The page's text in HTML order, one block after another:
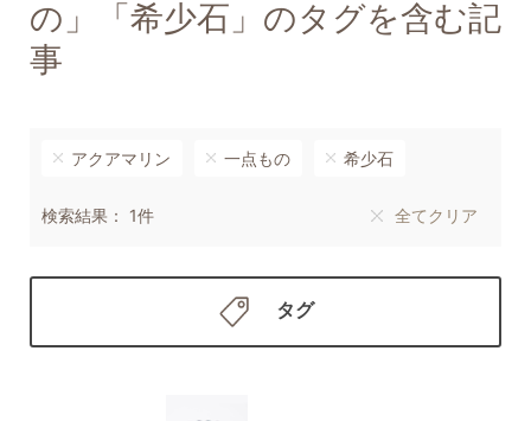
の」「希少石」のタグを含む記
事
アクアマリン 一点もの 希少石
検索結果： 1件 全てクリア
タグ